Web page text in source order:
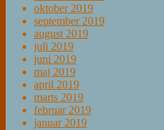
oktober 2019
september 2019
august 2019
juli 2019
juni 2019
maj 2019
april 2019
marts 2019
februar 2019
januar 2019